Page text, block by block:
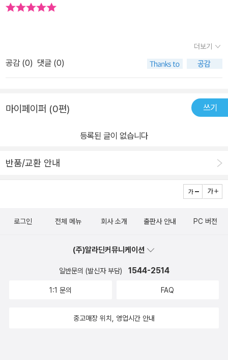
꿈과 불완전탈바꿈과정...이 과정역시 아이들이 직접 곤충으로 변신
두의 만남과 애벌레의 탈바꿈과 멸종위기종 상제나비의 비상하는 모
며 자연의 소중함까지 깨달아가는 소중한 시간이 되었던거 같아요 <
사람이 안 찾으면 자연은 늘 아름답다> 이 문구가 참 오래 남더라구
가 연두와 함께 만났던 하얀꽃잎같은 상제나비의 모습 그 공간을 지
생의 개발 과학발전이 이뤄져야할 이유까지 생각해보며 곤충이 없다
면 사람 역시 멸종될 수 밖에 없다란것 우리가 이젠 지켜야할 소중한
것들에 눈을 돌려야할때란걸...소중한 메세지까지 담아낸 몹시도 수
부왕 교장선생님 너무 수상한데 ..6개의 우주로 향하는 엘리베이터의
가님 그다음 주제는 뭔가요??? ㅋ 역시 푹빠져 재미있게 탐독하고
바로 인상적인 장면을 그려보는 아이였어요 요즘 스케치하는게 좋은
기도 했는데...(애벌레, 연두 상제나비 연관성을 책속에서 확인하시길
로의 모습도 왠지 듬직했던 시간 우리 아이들의 생각도 한뼘자라나겠
곤충의 세계에 대해 잘 알게 되고,물론 아로 덕분에 책을 읽는 아이들
로 말을 할 수 있을까요?곤충은 왜 탈바꿈을 할까요?곤충에 대한 다
양한 호기심이 이야기를 통해서 저절로 해결됩니다.과학을 사랑하는
어린이들~ 아로와 함께 공부균 선생님의 과학교실로 함께 가 보아요.
와 건우의 호기심을 끝없이 키워주고, 놀라운 과학의 세계를 경험하
만 강요하는 공부왕 교장 선생님과는 무슨 관계인지 무척이나 궁금하
기도하더라구요. 저 혼자 생각으로는 공부왕 교장 선생님과 부자지간
이 초록으로 물든 어느 여름날, 아로는 벌레는 무조건 죽여야 된다는
아이들에 맞서 애벌레 한 마리를 구합니다. 그리고는 과학 교실에 몰
충의 세계에 빠져듭니다. ​어느날 아로는 자신의 모습이 징그러운 파
리로 변해버린 것을 보고 깜짝 놀라고, 자꾸만 비굴하게 손을 비벼대
이만든 곤충 자동 변신 장치에 몰래 들어갔다가 파리가 되어버린 것
이랍니다. 아로의 친구인 건우와 혜리도 직접 여러 가지 곤충이 되어
있고, 해충도 있음을 알게되지요. ​나비의 한살이 그림을 통해서 완전
탈바꿈의 개념을 확실하게 알려줍니다. 이 부분은 완전 탈바꿈과 불
완전 탈바꿈을 완전하게 이해할 수 있게 그림으로 자세하게 설명해
년이 되는 채성군은 학교에서 과학을 배울텐데, 미리 이 부분을 그림
더보기
공감 (0) 댓글 (0)
마이페이퍼 (0편) 쓰기
등록된 글이 없습니다
반품/교환 안내
로그인 전체 메뉴 회사 소개 출판사 안내 PC 버전
(주)알라딘커뮤니케이션
일반문의 (발신자 부담) 1544-2514
1:1 문의 FAQ
중고매장 위치, 영업시간 안내